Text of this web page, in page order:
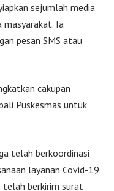
sejumlah media
masyarakat. Ia
pesan SMS atau
cakupan
Puskesmas untuk
telah berkoordinasi
layanan Covid-19
telah berkirim surat